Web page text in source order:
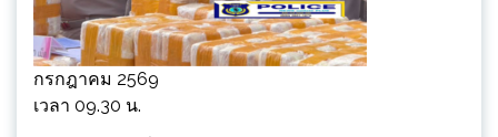
กรกฎาคม 2569
เวลา 09.30 น.